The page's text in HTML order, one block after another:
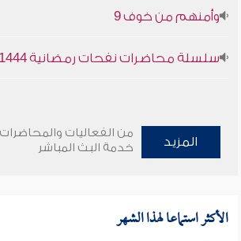
وأمنهم من خوف 9
سلسلة محاضرات نفحات رمضانية 1444هـ
المزيد
من الفعاليات
خدمة البث المباشر
الأكثر استماعا لهذا الشهر